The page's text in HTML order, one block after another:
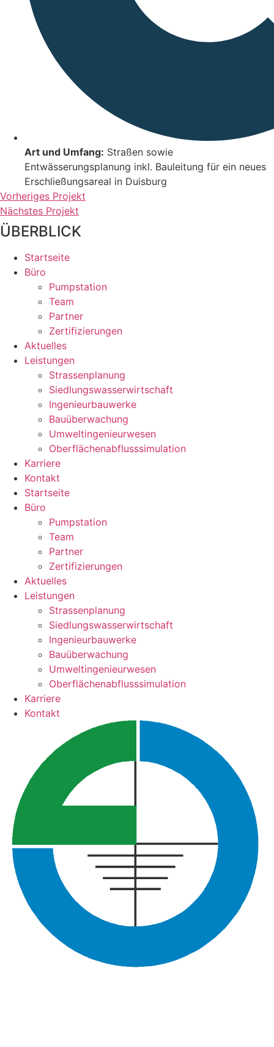
Art und Umfang: Straßen sowie
Entwässerungsplanung inkl. Bauleitung für ein neues
Erschließungsareal in Duisburg
Vorheriges Projekt
Nächstes Projekt
ÜBERBLICK
Startseite
Büro
Pumpstation
Team
Partner
Zertifizierungen
Aktuelles
Leistungen
Strassenplanung
Siedlungswasserwirtschaft
Ingenieurbauwerke
Bauüberwachung
Umweltingenieurwesen
Oberflächenabflusssimulation
Karriere
Kontakt
Startseite
Büro
Pumpstation
Team
Partner
Zertifizierungen
Aktuelles
Leistungen
Strassenplanung
Siedlungswasserwirtschaft
Ingenieurbauwerke
Bauüberwachung
Umweltingenieurwesen
Oberflächenabflusssimulation
Karriere
Kontakt